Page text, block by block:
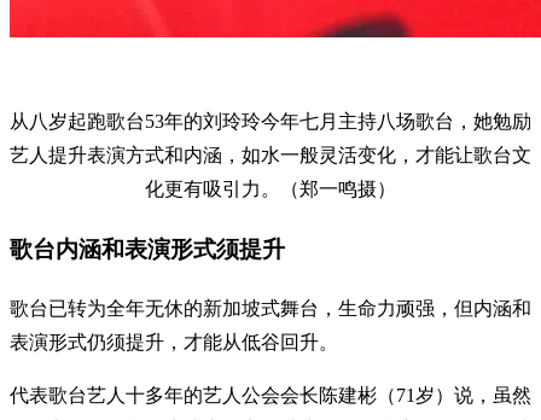
从八岁起跑歌台53年的刘玲玲今年七月主持八场歌台，她勉励
艺人提升表演方式和内涵，如水一般灵活变化，才能让歌台文
化更有吸引力。（郑一鸣摄）
歌台内涵和表演形式须提升
歌台已转为全年无休的新加坡式舞台，生命力顽强，但内涵和
表演形式仍须提升，才能从低谷回升。
代表歌台艺人十多年的艺人公会会长陈建彬（71岁）说，虽然